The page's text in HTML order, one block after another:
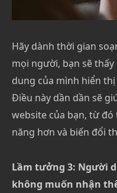
Hãy dành thời gian
mọi người, bạn sẽ
dung của mình hiển
Điều này dần dần sẽ
website của bạn, từ
năng hơn và biến đổi
Lầm tưởng 3: Người
không muốn nhận